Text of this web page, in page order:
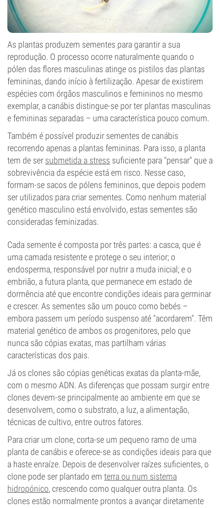
As plantas produzem sementes para garantir a sua
reprodução. O processo ocorre naturalmente quando o
pólen das flores masculinas atinge os pistilos das plantas
femininas, dando início à fertilização. Apesar de existirem
espécies com órgãos masculinos e femininos no mesmo
exemplar, a canábis distingue-se por ter plantas masculinas
e femininas separadas – uma característica pouco comum.
Também é possível produzir sementes de canábis
recorrendo apenas a plantas femininas. Para isso, a planta
tem de ser submetida a stress suficiente para "pensar" que a
sobrevivência da espécie está em risco. Nesse caso,
formam-se sacos de pólens femininos, que depois podem
ser utilizados para criar sementes. Como nenhum material
genético masculino está envolvido, estas sementes são
consideradas feminizadas.
Cada semente é composta por três partes: a casca, que é
uma camada resistente e protege o seu interior; o
endosperma, responsável por nutrir a muda inicial; e o
embrião, a futura planta, que permanece em estado de
dormência até que encontre condições ideais para germinar
e crescer. As sementes são um pouco como bebés –
embora passem um período suspenso até "acordarem". Têm
material genético de ambos os progenitores, pelo que
nunca são cópias exatas, mas partilham várias
características dos pais.
Já os clones são cópias genéticas exatas da planta-mãe,
com o mesmo ADN. As diferenças que possam surgir entre
clones devem-se principalmente ao ambiente em que se
desenvolvem, como o substrato, a luz, a alimentação,
técnicas de cultivo, entre outros fatores.
Para criar um clone, corta-se um pequeno ramo de uma
planta de canábis e oferece-se as condições ideais para que
a haste enraíze. Depois de desenvolver raízes suficientes, o
clone pode ser plantado em terra ou num sistema
hidropónico, crescendo como qualquer outra planta. Os
clones estão normalmente prontos a avançar diretamente